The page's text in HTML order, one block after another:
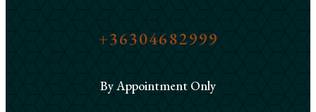
+36304682999
By Appointment Only